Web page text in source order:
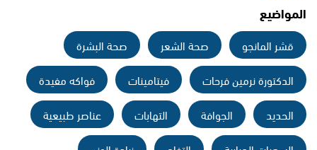
المواضيع
قشر المانجو صحة الشعر
صحة البشرة
الدكتورة نرمين فرحات
فيتامينات
فواكه مفيدة
الحديد
الجوافة التهابات
عناصر طبيعية